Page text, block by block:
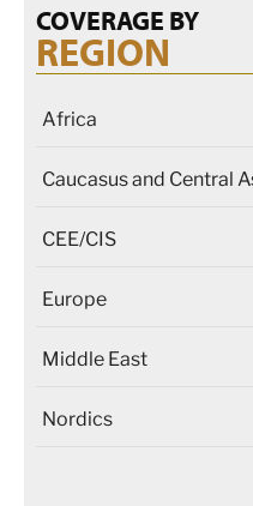
COVERAGE BY
REGION
Africa
Caucasus and Central
CEE/CIS
Europe
Middle East
Nordics